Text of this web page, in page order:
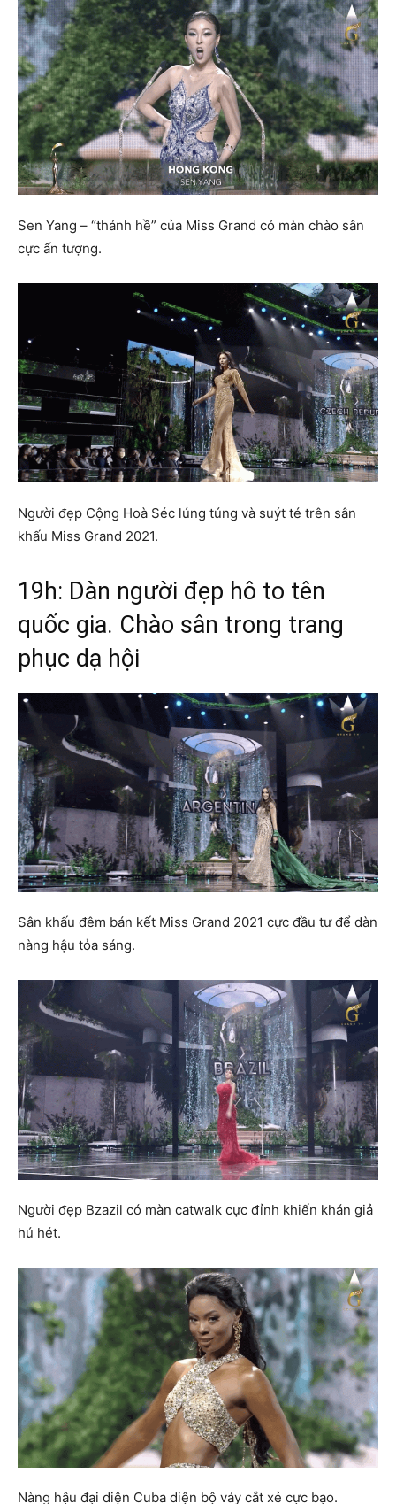
Sen Yang – “thánh hề” của Miss Grand có màn chào sân
cực ấn tượng.
Người đẹp Cộng Hoà Séc lúng túng và suýt té trên sân
khấu Miss Grand 2021.
19h: Dàn người đẹp hô to tên
quốc gia. Chào sân trong trang
phục dạ hội
Sân khấu đêm bán kết Miss Grand 2021 cực đầu tư để dàn
nàng hậu tỏa sáng.
Người đẹp Bzazil có màn catwalk cực đỉnh khiến khán giả
hú hét.
Nàng hậu đại diện Cuba diện bộ váy cắt xẻ cực bạo.